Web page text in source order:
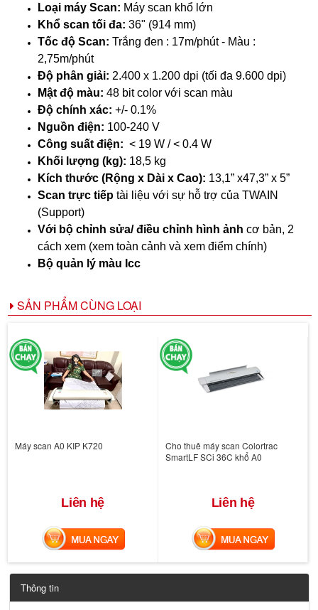
Loại máy Scan: Máy scan khổ lớn
Khổ scan tối đa: 36" (914 mm)
Tốc độ Scan: Trắng đen : 17m/phút - Màu :
2,75m/phút
Độ phân giải: 2.400 x 1.200 dpi (tối đa 9.600 dpi)
Mật độ màu: 48 bit color với scan màu
Độ chính xác: +/- 0.1%
Nguồn điện: 100-240 V
Công suất điện: < 19 W / < 0.4 W
Khối lượng (kg): 18,5 kg
Kích thước (Rộng x Dài x Cao): 13,1” x47,3” x 5”
Scan trực tiếp tài liệu với sự hỗ trợ của TWAIN
(Support)
Với bộ chỉnh sửa/ điều chỉnh hình ảnh cơ bản, 2
cách xem (xem toàn cảnh và xem điểm chính)
Bộ quản lý màu Icc
SẢN PHẨM CÙNG LOẠI
Máy scan A0 KIP K720
Liên hệ
MUA NGAY
Cho thuê máy scan Colortrac
SmartLF SCi 36C khổ A0
Liên hệ
MUA NGAY
Thông tin